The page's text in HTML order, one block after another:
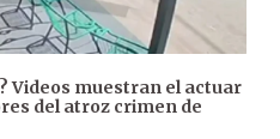
Videos muestran el actuar
del atroz crimen de